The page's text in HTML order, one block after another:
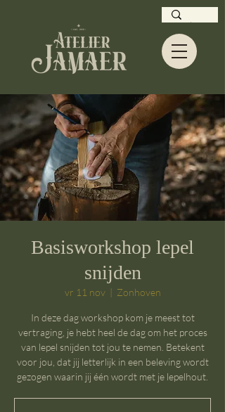
Basisworkshop lepel
snijden
vr 11 nov
  |
Zonhoven
In deze dag workshop kom je meest tot
vertraging, je hebt heel de dag om het proces
van lepel snijden tot jou te nemen. Betekent
voor jou, dat jij letterlijk in een beleving wordt
gezogen waarin jij één wordt met je lepelhout.